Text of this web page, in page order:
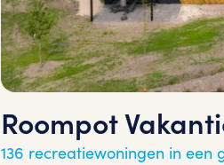
Roompot
136 recreatiewoningen in een